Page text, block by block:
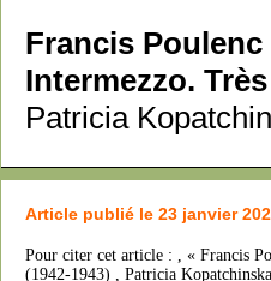
Francis Poulenc
Intermezzo.
Patricia
Article publié le 23 janvier
Pour citer cet article : , « Francis
(1942-1943) , Patricia